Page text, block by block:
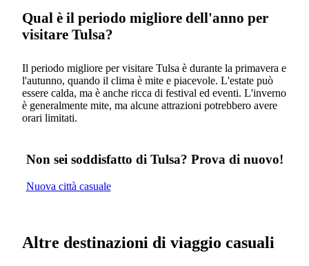
Qual è il periodo migliore dell'anno per
visitare Tulsa?
Il periodo migliore per visitare Tulsa è durante la primavera e
l'autunno, quando il clima è mite e piacevole. L'estate può
essere calda, ma è anche ricca di festival ed eventi. L'inverno
è generalmente mite, ma alcune attrazioni potrebbero avere
orari limitati.
Non sei soddisfatto di Tulsa? Prova di nuovo!
Nuova città casuale
Altre destinazioni di viaggio casuali